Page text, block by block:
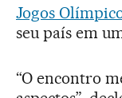
Jogos
seu país em
“O encontro